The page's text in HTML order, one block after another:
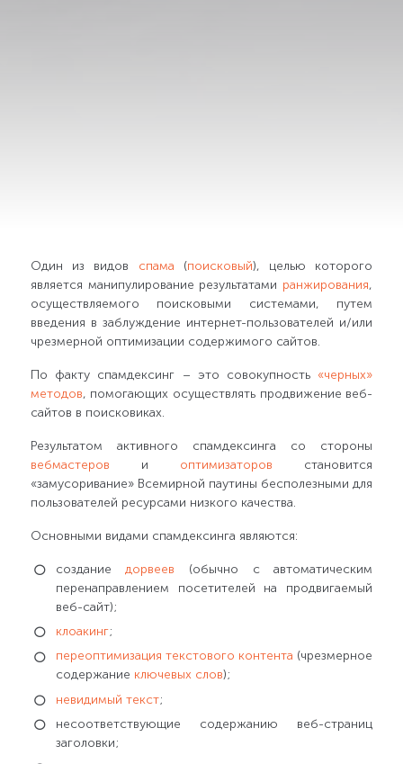
Один из видов спама (поисковый), целью которого
является манипулирование результатами ранжирования,
осуществляемого поисковыми системами, путем
введения в заблуждение интернет-пользователей и/или
чрезмерной оптимизации содержимого сайтов.
По факту спамдексинг – это совокупность «черных»
методов, помогающих осуществлять продвижение веб-
сайтов в поисковиках.
Результатом активного спамдексинга со стороны
вебмастеров и оптимизаторов становится
«замусоривание» Всемирной паутины бесполезными для
пользователей ресурсами низкого качества.
Основными видами спамдексинга являются:
создание дорвеев (обычно с автоматическим
перенаправлением посетителей на продвигаемый
веб-сайт);
клоакинг;
переоптимизация текстового контента (чрезмерное
содержание ключевых слов);
невидимый текст;
несоответствующие содержанию веб-страниц
заголовки;